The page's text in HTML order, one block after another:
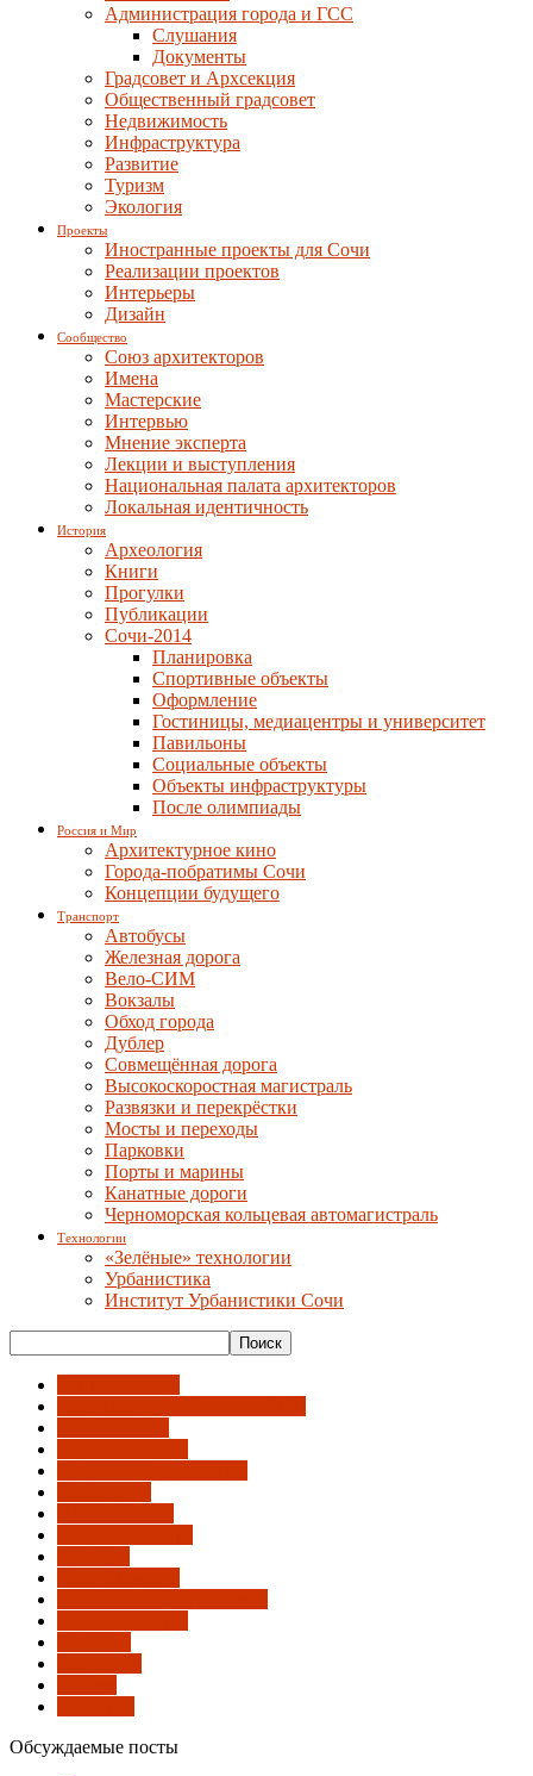
Администрация города и ГСС
Слушания
Документы
Градсовет и Архсекция
Общественный градсовет
Недвижимость
Инфраструктура
Развитие
Туризм
Экология
Проекты
Иностранные проекты для Сочи
Реализации проектов
Интерьеры
Дизайн
Сообщество
Союз архитекторов
Имена
Мастерские
Интервью
Мнение эксперта
Лекции и выступления
Национальная палата архитекторов
Локальная идентичность
История
Археология
Книги
Прогулки
Публикации
Сочи-2014
Планировка
Спортивные объекты
Оформление
Гостиницы, медиацентры и университет
Павильоны
Социальные объекты
Объекты инфраструктуры
После олимпиады
Россия и Мир
Архитектурное кино
Города-побратимы Сочи
Концепции будущего
Транспорт
Автобусы
Железная дорога
Вело-СИМ
Вокзалы
Обход города
Дублер
Совмещённая дорога
Высокоскоростная магистраль
Развязки и перекрёстки
Мосты и переходы
Парковки
Порты и марины
Канатные дороги
Черноморская кольцевая автомагистраль
Технологии
«Зелёные» технологии
Урбанистика
Институт Урбанистики Сочи
Обсуждаемые посты